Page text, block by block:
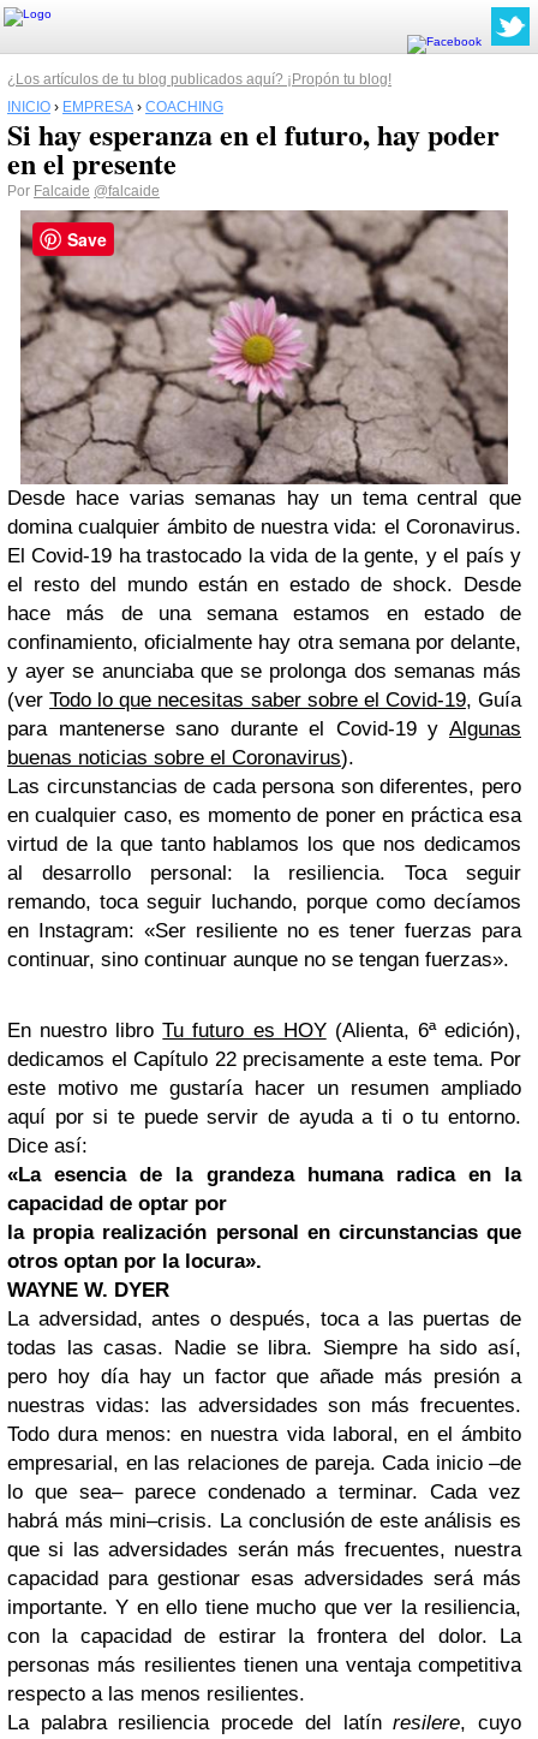
¿Los artículos de tu blog publicados aquí? ¡Propón tu blog!
INICIO › EMPRESA › COACHING
Si hay esperanza en el futuro, hay poder
en el presente
Por Falcaide @falcaide
Desde hace varias semanas hay un tema central que
domina cualquier ámbito de nuestra vida: el Coronavirus.
El Covid-19 ha trastocado la vida de la gente, y el país y
el resto del mundo están en estado de shock. Desde
hace más de una semana estamos en estado de
confinamiento, oficialmente hay otra semana por delante,
y ayer se anunciaba que se prolonga dos semanas más
(verTodo lo que necesitas saber sobre el Covid-19, Guía
para mantenerse sano durante el Covid-19 y Algunas
buenas noticias sobre el Coronavirus).
Las circunstancias de cada persona son diferentes, pero
en cualquier caso, es momento de poner en práctica esa
virtud de la que tanto hablamos los que nos dedicamos
al desarrollo personal: la resiliencia. Toca seguir
remando, toca seguir luchando, porque como decíamos
en Instagram: «Ser resiliente no es tener fuerzas para
continuar, sino continuar aunque no se tengan fuerzas».
En nuestro libroTu futuro es HOY(Alienta, 6ª edición),
dedicamos el Capítulo 22 precisamente a este tema. Por
este motivo me gustaría hacer un resumen ampliado
aquí por si te puede servir de ayuda a ti o tu entorno.
Dice así:
«La esencia de la grandeza humana radica en la
capacidad de optar por
la propia realización personal en circunstancias que
otros optan por la locura».
WAYNE W. DYER
La adversidad, antes o después, toca a las puertas de
todas las casas. Nadie se libra. Siempre ha sido así,
pero hoy día hay un factor que añade más presión a
nuestras vidas: las adversidades son más frecuentes.
Todo dura menos: en nuestra vida laboral, en el ámbito
empresarial, en las relaciones de pareja. Cada inicio –de
lo que sea– parece condenado a terminar. Cada vez
habrá más mini–crisis. La conclusión de este análisis es
que si las adversidades serán más frecuentes, nuestra
capacidad para gestionar esas adversidades será más
importante. Y en ello tiene mucho que ver la resiliencia,
con la capacidad de estirar la frontera del dolor. La
personas más resilientes tienen una ventaja competitiva
respecto a las menos resilientes.
La palabra resiliencia procede del latínresilere, cuyo
Save